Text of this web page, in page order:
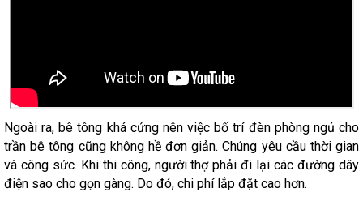
Ngoài ra, bê tông khá cứng nên việc bố trí đèn phòng ngủ cho
trần bê tông cũng không hề đơn giản. Chúng yêu cầu thời gian
và công sức. Khi thi công, người thợ phải đi lại các đường dây
điện sao cho gọn gàng. Do đó, chi phí lắp đặt cao hơn.